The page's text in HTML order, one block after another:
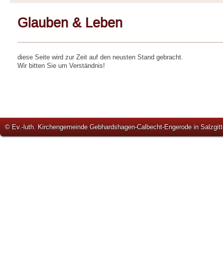
Glauben & Leben
diese Seite wird zur Zeit auf den neusten Stand gebracht.
Wir bitten Sie um Verständnis!
© Ev.-luth. Kirchengemeinde Gebhardshagen-Calbecht-Engerode in